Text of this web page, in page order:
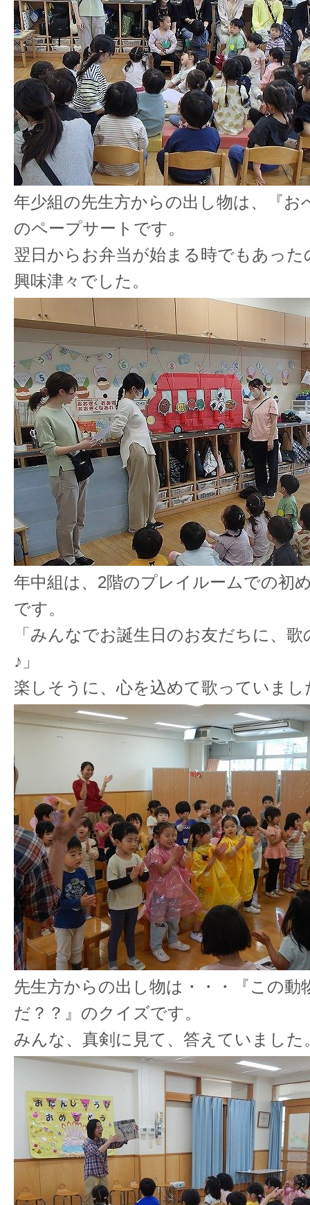
年少組の先生方からの出し物は、『お
のペープサートです。
翌日からお弁当が始まる時でもあっ
興味津々でした。
年中組は、2階のプレイルームでの初
です。
「みんなでお誕生日のお友だちに、
♪」
楽しそうに、心を込めて歌っていま
先生方からの出し物は・・・『この動
だ？？』のクイズです。
みんな、真剣に見て、答えていました